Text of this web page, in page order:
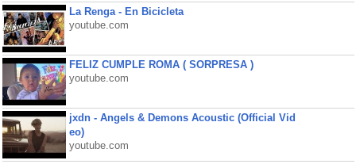
La Renga - En Bicicleta
youtube.com
FELIZ CUMPLE ROMA ( SORPRESA )
youtube.com
jxdn - Angels & Demons Acoustic (Official Vid
eo)
youtube.com